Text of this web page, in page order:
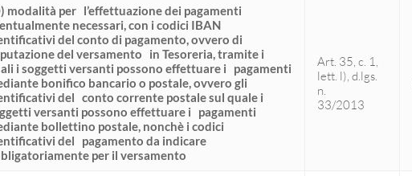
modalità per l’effettuazione dei pagamenti
necessari, con i codici IBAN
del conto di pagamento, ovvero di
del versamento in Tesoreria, tramite i
i soggetti versanti possono effettuare i pagamenti
bonifico bancario o postale, ovvero gli
del conto corrente postale sul quale i
versanti possono effettuare i pagamenti
bollettino postale, nonchè i codici
del pagamento da indicare
per il versamento
Art. 35, c. 1,
lett. l), d.lgs.
n.
33/2013